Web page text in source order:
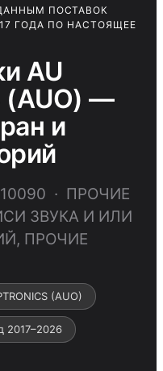
ПОСТАВОК
ГОДА ПО НАСТОЯЩЕЕ
AU
(AUO) —
и
· ПРОЧИЕ
ЗВУКА И ИЛИ
ПРОЧИЕ
(AUO)
2017–2026